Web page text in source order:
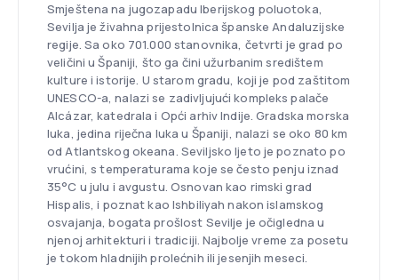
Smještena na jugozapadu Iberijskog poluotoka,
Sevilja je živahna prijestolnica španske Andaluzijske
regije. Sa oko 701.000 stanovnika, četvrti je grad po
veličini u Španiji, što ga čini užurbanim središtem
kulture i istorije. U starom gradu, koji je pod zaštitom
UNESCO-a, nalazi se zadivljujući kompleks palače
Alcázar, katedrala i Opći arhiv Indije. Gradska morska
luka, jedina riječna luka u Španiji, nalazi se oko 80 km
od Atlantskog okeana. Seviljsko ljeto je poznato po
vrućini, s temperaturama koje se često penju iznad
35°C u julu i avgustu. Osnovan kao rimski grad
Hispalis, i poznat kao Ishbiliyah nakon islamskog
osvajanja, bogata prošlost Sevilje je očigledna u
njenoj arhitekturi i tradiciji. Najbolje vreme za posetu
je tokom hladnijih prolećnih ili jesenjih meseci.